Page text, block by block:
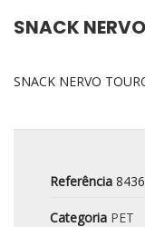
SNACK
SNACK NERVO
Referência
Categoria PET